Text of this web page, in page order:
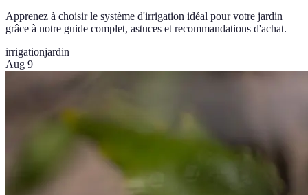
Apprenez à choisir le système d'irrigation idéal pour votre jardin
grâce à notre guide complet, astuces et recommandations d'achat.
irrigationjardin
Aug 9